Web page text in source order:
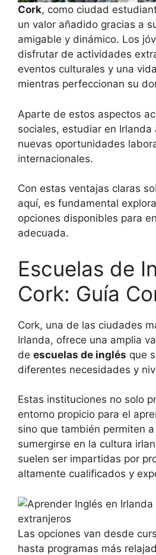
Cork, como ciudad
un valor añadido gracias a
amigable y dinámico. Los
disfrutar de actividades
eventos culturales y una
mientras perfeccionan su
Aparte de estos aspectos
sociales, estudiar en Irlanda
nuevas oportunidades
internacionales.
Con estas ventajas claras
aquí, es fundamental
opciones disponibles para
adecuada.
Escuelas de
Cork: Guía
Cork, una de las ciudades
Irlanda, ofrece una amplia
de escuelas de inglés que
diferentes necesidades y
Estas instituciones no solo
entorno propicio para el
sino que también permiten
sumergirse en la cultura
suelen ser impartidas por
altamente cualificados y
Las opciones van desde
hasta programas más